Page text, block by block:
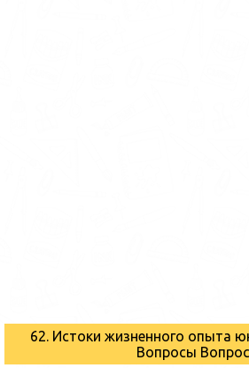
62. Истоки жизненного опыта
Вопросы